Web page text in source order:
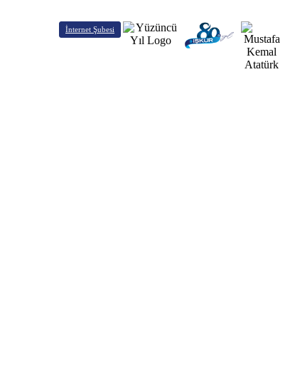
İnternet Şubesi